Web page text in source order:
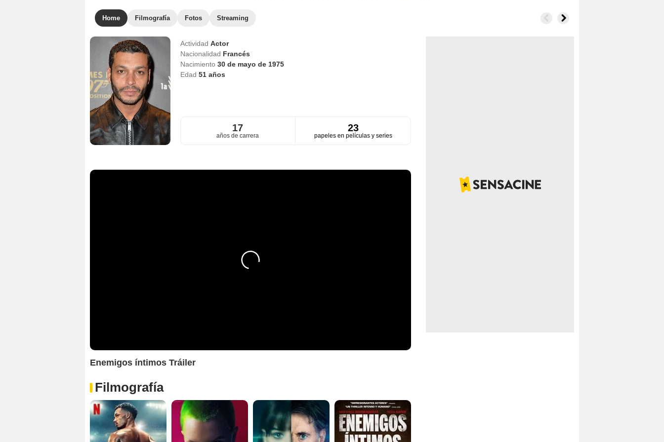
Home Filmografía Fotos Streaming
Actividad Actor
Nacionalidad Francés
Nacimiento 30 de mayo de 1975
Edad 51años
17
años de carrera
23
papeles en películas y series
Enemigos íntimos Tráiler
Filmografía